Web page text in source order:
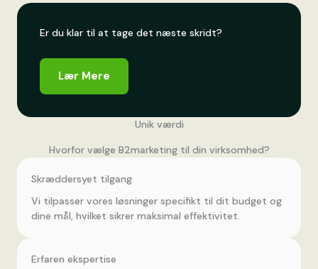
Er du klar til at tage det næste skridt?
Lær Mere
Unik værdi
Hvorfor vælge B2marketing til din virksomhed?
Skræddersyet tilgang
Vi tilpasser vores løsninger specifikt til dit budget og
dine mål, hvilket sikrer maksimal effektivitet.
Erfaren ekspertise